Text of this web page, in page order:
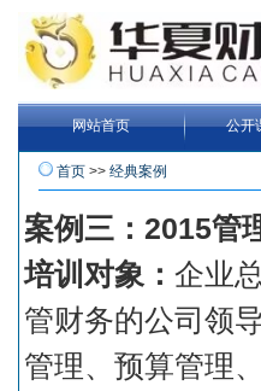
网站首页 公开
首页 >> 经典案例
案例三：2015管
培训对象： 企业
管财务的公司领
管理、预算管理